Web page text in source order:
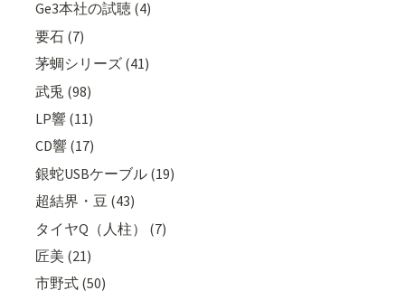
Ge3本社の試聴 (4)
要石 (7)
茅蜩シリーズ (41)
武兎 (98)
LP響 (11)
CD響 (17)
銀蛇USBケーブル (19)
超結界・豆 (43)
タイヤQ（人柱） (7)
匠美 (21)
市野式 (50)